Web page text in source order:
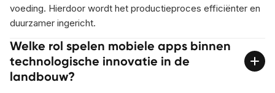
voeding. Hierdoor wordt het productieproces efficiënter en
duurzamer ingericht.
Welke rol spelen mobiele apps binnen
technologische innovatie in de
landbouw?